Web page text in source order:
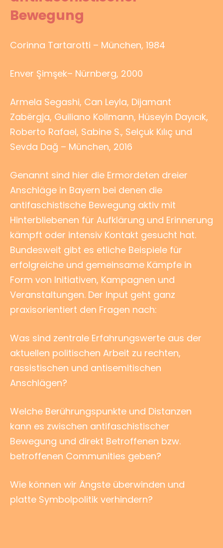
Bewegung
Corinna Tartarotti – München, 1984
Enver Şimşek– Nürnberg, 2000
Armela Segashi, Can Leyla, Dijamant
Zabërgja, Guiliano Kollmann, Hüseyin Dayıcık,
Roberto Rafael, Sabine S., Selçuk Kılıç und
Sevda Dağ – München, 2016
Genannt sind hier die Ermordeten dreier
Anschläge in Bayern bei denen die
antifaschistische Bewegung aktiv mit
Hinterbliebenen für Aufklärung und Erinnerung
kämpft oder intensiv Kontakt gesucht hat.
Bundesweit gibt es etliche Beispiele für
erfolgreiche und gemeinsame Kämpfe in
Form von Initiativen, Kampagnen und
Veranstaltungen. Der Input geht ganz
praxisorientiert den Fragen nach:
Was sind zentrale Erfahrungswerte aus der
aktuellen politischen Arbeit zu rechten,
rassistischen und antisemitischen
Anschlägen?
Welche Berührungspunkte und Distanzen
kann es zwischen antifaschistischer
Bewegung und direkt Betroffenen bzw.
betroffenen Communities geben?
Wie können wir Ängste überwinden und
platte Symbolpolitik verhindern?